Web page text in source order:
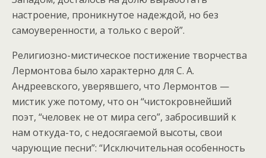
настроение, проникнутое надеждой, но без
самоуверенности, а только с верой”.
Религиозно-мистическое постижение творчества
Лермонтова было характерно для С. А.
Андреевского, уверявшего, что Лермонтов —
мистик уже потому, что он “чистокровнейший
поэт, “человек не от мира сего”, забросивший к
нам откуда-то, с недосягаемой высоты, свои
чарующие песни”: “Исключительная особенность